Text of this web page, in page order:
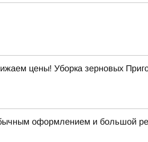
цены! Уборка зерновых
оформлением и большой